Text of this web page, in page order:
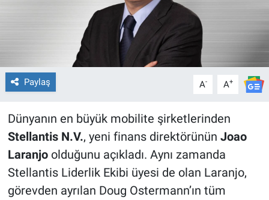
Paylaş A- A+
Dünyanın en büyük mobilite şirketlerinden
Stellantis N.V., yeni finans direktörünün Joao
Laranjoolduğunu açıkladı. Aynı zamanda
Stellantis Liderlik Ekibi üyesi de olan Laranjo,
görevden ayrılan Doug Ostermann’ın tüm